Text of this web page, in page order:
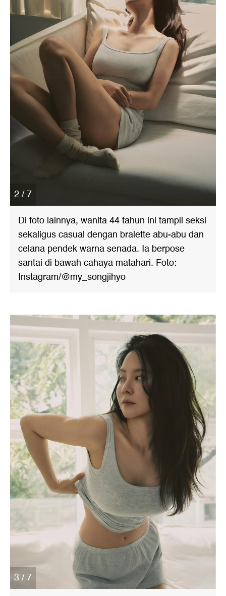
2 / 7
Di foto lainnya, wanita 44 tahun ini tampil seksi
sekaligus casual dengan bralette abu-abu dan
celana pendek warna senada. Ia berpose
santai di bawah cahaya matahari. Foto:
Instagram/@my_songjihyo
3 / 7